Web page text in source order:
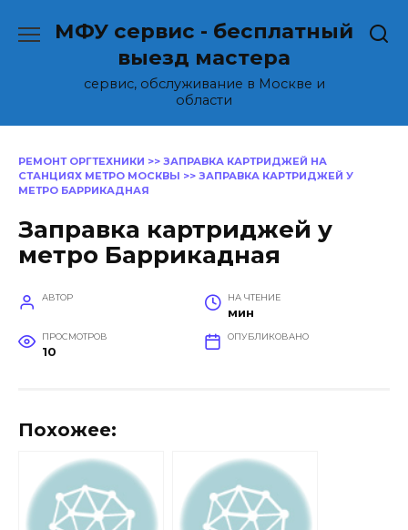
МФУ сервис - бесплатный
выезд мастера
сервис, обслуживание в Москве и
области
РЕМОНТ ОРГТЕХНИКИ >> ЗАПРАВКА КАРТРИДЖЕЙ НА
СТАНЦИЯХ МЕТРО МОСКВЫ >> ЗАПРАВКА КАРТРИДЖЕЙ У
МЕТРО БАРРИКАДНАЯ
Заправка картриджей у
метро Баррикадная
АВТОР НА ЧТЕНИЕ
мин
ПРОСМОТРОВ
10
ОПУБЛИКОВАНО
Похожее: